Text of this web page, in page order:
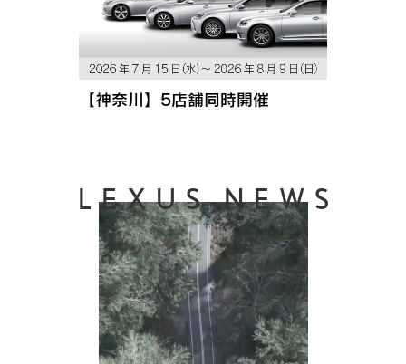
【神奈川】5店舗同時開催
LEXUS NEWS